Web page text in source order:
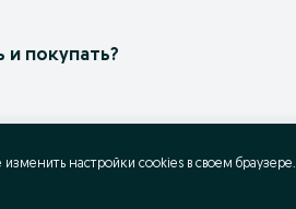
и покупать?
настройки cookies в своeм браузере.